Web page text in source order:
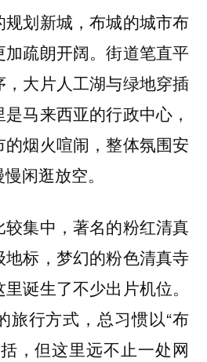
划新城，布城的城市布
加疏朗开阔。街道笔直平
大片人工湖与绿地穿插
马来西亚的行政中心，
烟火喧闹，整体氛围安
闲逛放空。
集中，著名的粉红清真
标，梦幻的粉色清真寺
诞生了不少出片机位。
旅行方式，总习惯以“布
，但这里远不止一处网